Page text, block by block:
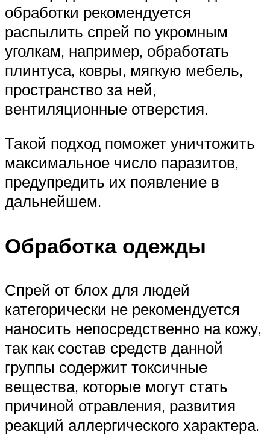
обработки рекомендуется
распылить спрей по укромным
уголкам, например, обработать
плинтуса, ковры, мягкую мебель,
пространство за ней,
вентиляционные отверстия.
Такой подход поможет уничтожить
максимальное число паразитов,
предупредить их появление в
дальнейшем.
Обработка одежды
Спрей от блох для людей
категорически не рекомендуется
наносить непосредственно на кожу,
так как состав средств данной
группы содержит токсичные
вещества, которые могут стать
причиной отравления, развития
реакций аллергического характера.